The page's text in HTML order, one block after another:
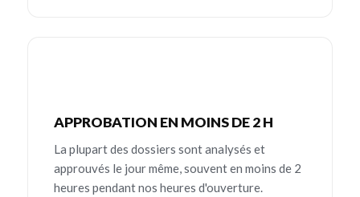
APPROBATION EN MOINS DE 2 H
La plupart des dossiers sont analysés et
approuvés le jour même, souvent en moins de 2
heures pendant nos heures d'ouverture.